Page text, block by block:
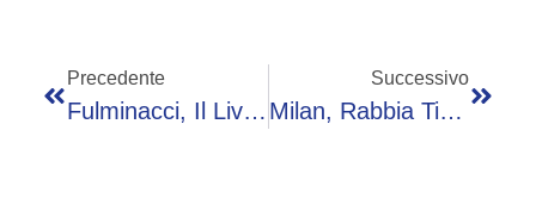
Precedente
Fulminacci, Il Live A Sorpresa A Roma Per I Fans? No Per Una Birra
Successivo
Milan, Rabbia Tifosi A San Siro: Fischi E Curva Lascia Lo Stadio